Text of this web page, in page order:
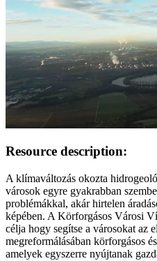
Resource description:
A klímaváltozás okozta
városok egyre gyakrabban
problémákkal, akár hirtelen
képében. A Körforgásos Városi
célja hogy segítse a városokat az
megreformálásában körforgásos
amelyek egyszerre nyújtanak